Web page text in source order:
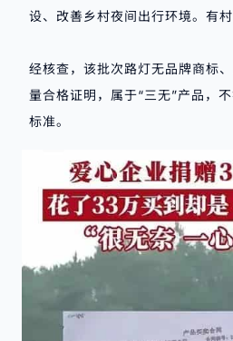
设、改善乡村夜间出行环境。有
经核查，该批次路灯无品牌商标
量合格证明，属于“三无”产品，
标准。